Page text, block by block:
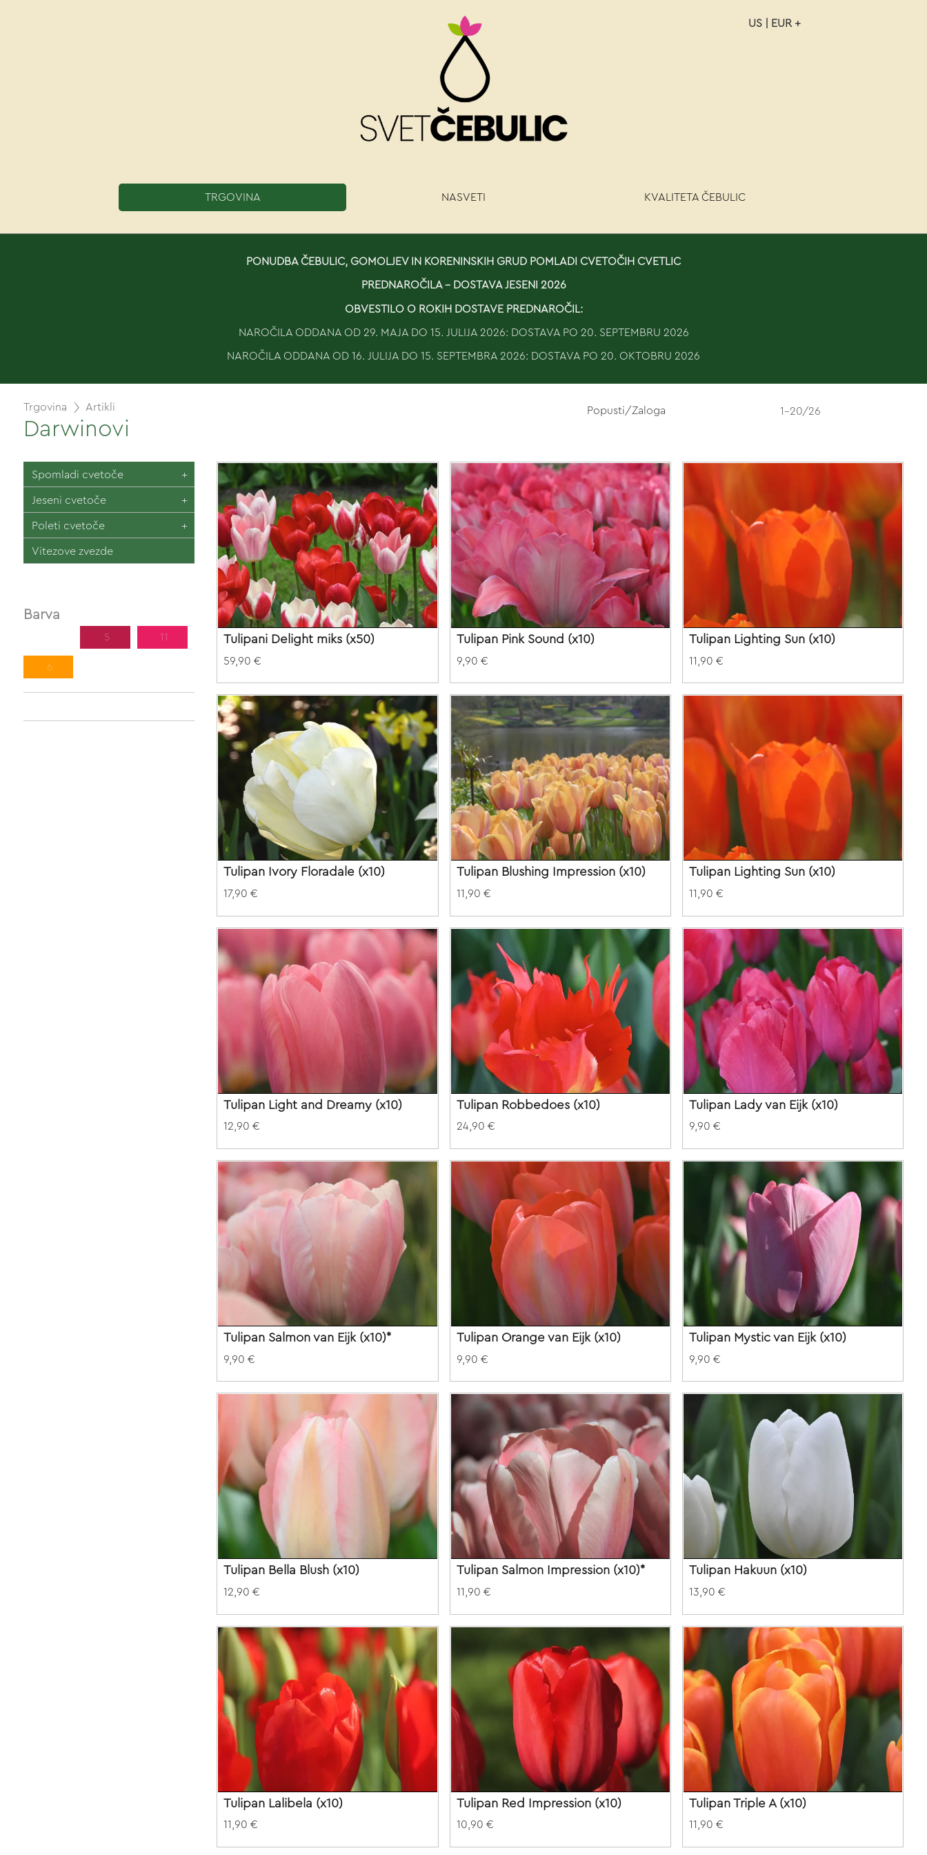
US | EUR +
TRGOVINA NASVETI KVALITETA ČEBULIC
PONUDBA ČEBULIC, GOMOLJEV IN KORENINSKIH GRUD POMLADI CVETOČIH CVETLIC
PREDNAROČILA - DOSTAVA JESENI 2026
OBVESTILO O ROKIH DOSTAVE PREDNAROČIL:
NAROČILA ODDANA OD 29. MAJA DO 15. JULIJA 2026: DOSTAVA PO 20. SEPTEMBRU 2026
NAROČILA ODDANA OD 16. JULIJA DO 15. SEPTEMBRA 2026: DOSTAVA PO 20. OKTOBRU 2026
Trgovina Artikli
Darwinovi
1-20/26
Popusti/Zaloga
Spomladi cvetoče
Jeseni cvetoče
Poleti cvetoče
Vitezove zvezde
Barva
5 11
6
Tulipani Delight miks (x50)
59,90 €
Tulipan Pink Sound (x10)
9,90 €
Tulipan Lighting Sun (x10)
11,90 €
Tulipan Ivory Floradale (x10)
17,90 €
Tulipan Blushing Impression (x10)
11,90 €
Tulipan Lighting Sun (x10)
11,90 €
Tulipan Light and Dreamy (x10)
12,90 €
Tulipan Robbedoes (x10)
24,90 €
Tulipan Lady van Eijk (x10)
9,90 €
Tulipan Salmon van Eijk (x10)*
9,90 €
Tulipan Orange van Eijk (x10)
9,90 €
Tulipan Mystic van Eijk (x10)
9,90 €
Tulipan Bella Blush (x10)
12,90 €
Tulipan Salmon Impression (x10)*
11,90 €
Tulipan Hakuun (x10)
13,90 €
Tulipan Lalibela (x10)
11,90 €
Tulipan Red Impression (x10)
10,90 €
Tulipan Triple A (x10)
11,90 €